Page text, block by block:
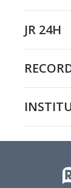
JR 24H